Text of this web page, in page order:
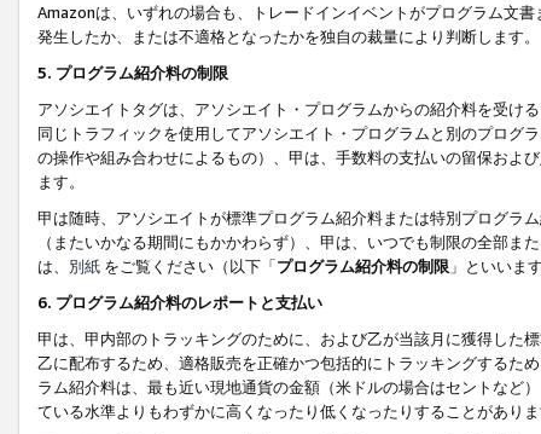
Amazonは、いずれの場合も、トレードインイベントがプログラム文
発生したか、または不適格となったかを独自の裁量により判断します。
5. プログラム紹介料の制限
アソシエイトタグは、アソシエイト・プログラムからの紹介料を受け
同じトラフィックを使用してアソシエイト・プログラムと別のプログ
の操作や組み合わせによるもの）、甲は、手数料の支払いの留保およ
ます。
甲は随時、アソシエイトが標準プログラム紹介料または特別プログラ
（またいかなる期間にもかかわらず）、甲は、いつでも制限の全部
は、 別紙 をご覧ください（以下「プログラム紹介料の制限 」といいま
6. プログラム紹介料のレポートと支払い
甲は、甲内部のトラッキングのために、および乙が当該月に獲得した
乙に配布するため、適格販売を正確かつ包括的にトラッキングするた
ラム紹介料は、最も近い現地通貨の金額（米ドルの場合はセントなど
ている水準よりもわずかに高くなったり低くなったりすることがあり